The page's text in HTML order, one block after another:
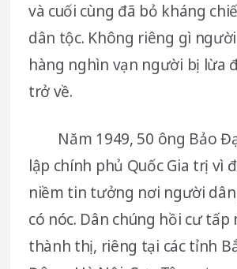
và cuối cùng đã bỏ kháng
dân tộc. Không riêng gì
hàng nghìn vạn người bị lừa
trở về.
Năm 1949, 50 ông Bảo
lập chính phủ Quốc Gia trị vì
niềm tin tưởng nơi người
có nóc. Dân chúng hồi cư tấp
thành thị, riêng tại các tỉnh